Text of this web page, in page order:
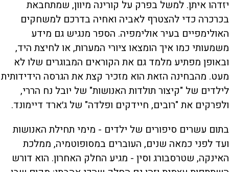
יזדהו איתן. למשל בפרק על קורינה מיוון, שמתחבאת
בכרכרה כדי להצטרף לאביה ואחיה בדרכם למשחקים
האולימפיים בעיר אולימפיה. הספר מנגיש גם מידע
משמעותי כמו איך הומצאו ציורי המערות, או לחיצת היד,
ובאופן מפתיע מלמד גם את הקוראים המבוגרים שלו לא
מעט. מהבחינה הזאת הוא מזכיר קצת את הגרסה הידידותית
לילדים של "קיצור תולדות האנושות" של יובל נח הררי,
ולפרקים את "רובים, חיידקים ופלדה" של ג׳ארד דיימונד.
בתום עשרים סיפורים של ילדים - מימי תחילת האנושות
ועד לפני כמאה שנים, העוברים במסופוטמיה, ממלכת
האינקה, שטרסבורג וסין - מגיע החלק האחרון. הוא דורש